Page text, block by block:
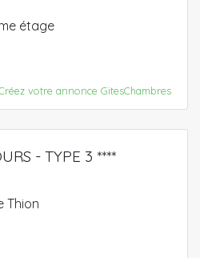
étage
votre annonce GitesChambres
- TYPE 3 ****
Thion